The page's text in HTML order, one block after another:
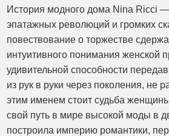
История модного дома Nina Ricci —
эпатажных революций и громких
повествование о торжестве
интуитивного понимания женской
удивительной способности
из рук в руки через поколения, не
этим именем стоит судьба
свой путь в мире высокой моды в
построила империю романтики,